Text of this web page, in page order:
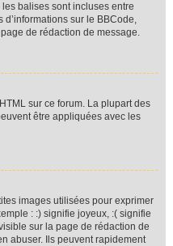
balises sont incluses entre
d’informations sur le BBCode,
de rédaction de message.
sur ce forum. La plupart des
être appliquées avec les
images utilisées pour exprimer
: :) signifie joyeux, :( signifie
sur la page de rédaction de
abuser. Ils peuvent rapidement